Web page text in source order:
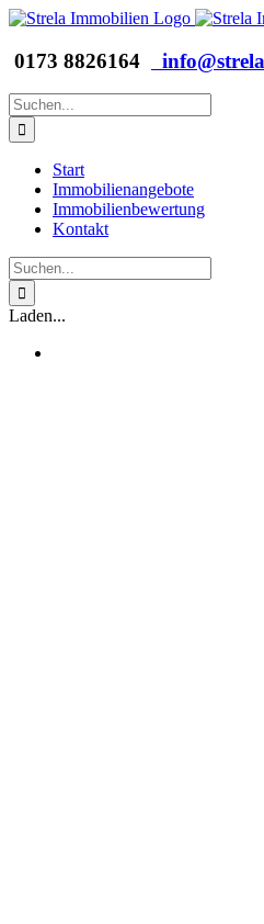
Zum
springen
0173 8826164
Suche
nach:
Start
Immobilienangebote
Immobilienbewertung
Kontakt
Suche
nach:
Laden...